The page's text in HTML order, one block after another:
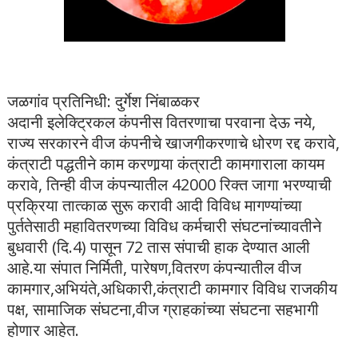
जळगांव प्रतिनिधी: दुर्गेश निंबाळकर
अदानी इलेक्ट्रिकल कंपनीस वितरणाचा परवाना देऊ नये,
राज्य सरकारने वीज कंपनीचे खाजगीकरणाचे धोरण रद्द करावे,
कंत्राटी पद्धतीने काम करणार्‍या कंत्राटी कामगाराला कायम
करावे, तिन्ही वीज कंपन्यातील 42000 रिक्त जागा भरण्याची
प्रक्रिया तात्काळ सुरू करावी आदी विविध मागण्यांच्या
पुर्ततेसाठी महावितरणच्या विविध कर्मचारी संघटनांच्यावतीने
बुधवारी (दि.4) पासून 72 तास संपाची हाक देण्यात आली
आहे.या संपात निर्मिती, पारेषण,वितरण कंपन्यातील वीज
कामगार,अभियंते,अधिकारी,कंत्राटी कामगार विविध राजकीय
पक्ष, सामाजिक संघटना,वीज ग्राहकांच्या संघटना सहभागी
होणार आहेत.